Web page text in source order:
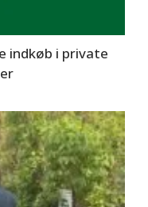
indkøb i private